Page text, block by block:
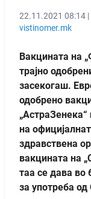
22.11.2021 08:14 |
vistinomer.mk
Вакцината на
трајно
засекогаш.
одобрено
на
здравствена
вакцината на
таа се дава во
за употреба од